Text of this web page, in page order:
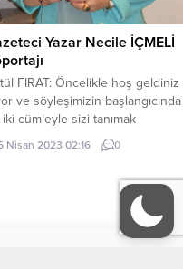
Yazar Necile İÇMELİ
FIRAT: Öncelikle hoş geldiniz
ve söyleşimizin başlangıcında
cümleyle sizi tanımak
Necile İÇMELİ: Ben
İÇMELİ, evliyim. Bahar ve
doğdukları günden
şükürlerim sonsuzdur
yaşam ve gurur kaynağımdır;
Nisan 2023 02:16 0